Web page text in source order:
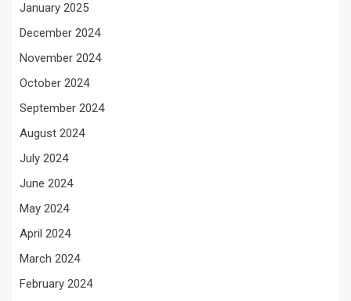
January 2025
December 2024
November 2024
October 2024
September 2024
August 2024
July 2024
June 2024
May 2024
April 2024
March 2024
February 2024